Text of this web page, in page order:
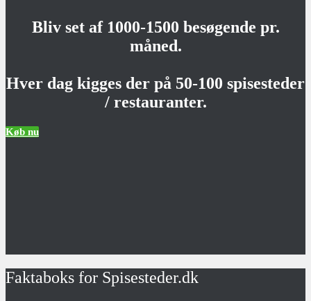
Bliv set af 1000-1500 besøgende pr.
måned.
Hver dag kigges der på 50-100 spisesteder
/ restauranter.
Køb nu
Faktaboks for Spisesteder.dk